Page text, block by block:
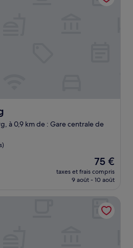
à 0,9 km de : Gare centrale de
Le
nouveau
prix
de
75 €
75 €
taxes et frais compris
9 août - 10 août